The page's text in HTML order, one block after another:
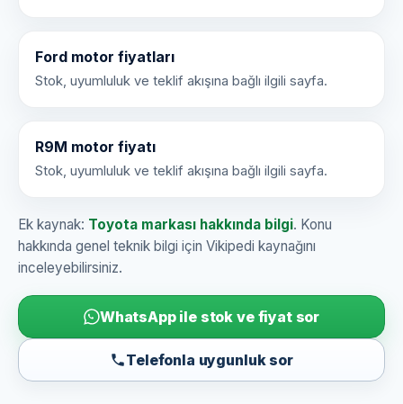
Ford motor fiyatları
Stok, uyumluluk ve teklif akışına bağlı ilgili sayfa.
R9M motor fiyatı
Stok, uyumluluk ve teklif akışına bağlı ilgili sayfa.
Ek kaynak: Toyota markası hakkında bilgi. Konu
hakkında genel teknik bilgi için Vikipedi kaynağını
inceleyebilirsiniz.
WhatsApp ile stok ve fiyat sor
Telefonla uygunluk sor